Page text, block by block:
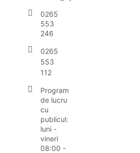
0265
553
246
0265
553
112
Program
de lucru
cu
publicul:
luni -
vineri
08:00 -